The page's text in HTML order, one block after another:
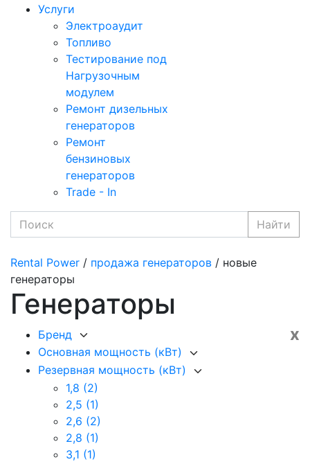
Услуги
Электроаудит
Топливо
Тестирование под
Нагрузочным
модулем
Ремонт дизельных
генераторов
Ремонт
бензиновых
генераторов
Trade - In
Найти
Rental Power / продажа генераторов / новые
генераторы
Генераторы
x
Бренд
Основная мощность (кВт)
Резервная мощность (кВт)
1,8 (2)
2,5 (1)
2,6 (2)
2,8 (1)
3,1 (1)